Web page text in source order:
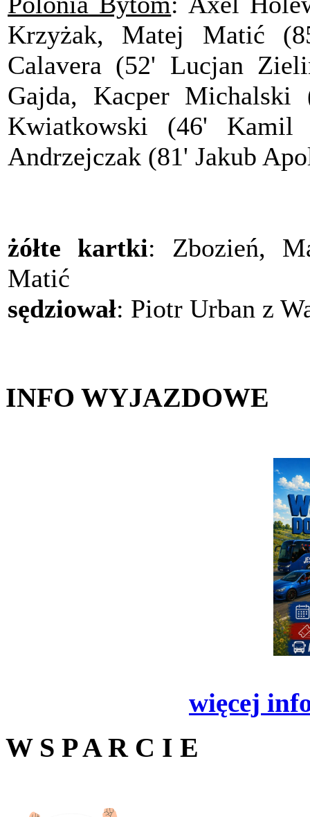
Krzyżak, Matej Matić
Calavera (52' Lucjan
Gajda, Kacper
Kwiatkowski (46' Kamil
Andrzejczak (81' Jakub
żółte kartki: Zbozień,
Matić
sędziował: Piotr Urban z
INFO WYJAZDOWE
więcej
W S P A R C I E